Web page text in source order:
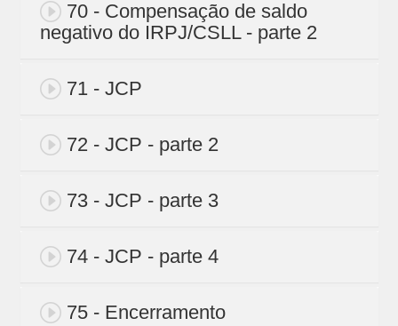
70 - Compensação de saldo
negativo do IRPJ/CSLL - parte 2
71 - JCP
72 - JCP - parte 2
73 - JCP - parte 3
74 - JCP - parte 4
75 - Encerramento